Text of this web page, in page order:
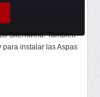
Silentwind. También
para instalar las Aspas